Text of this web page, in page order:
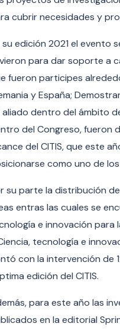
cubrir necesidades y
su edición 2021 el evento
para dar soporte a
fueron participes
y España;
aliado dentro del ámbito
del Congreso, fueron
del CITIS, que este
como uno de
su parte la distribución
entras las cuales se
e innovación para
tecnología e
con la intervención de
edición del CITIS.
para este año las
en la editorial